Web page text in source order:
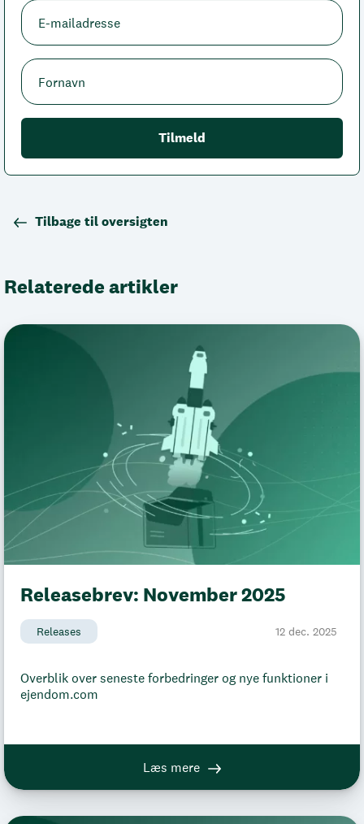
Tilbage til oversigten
Relaterede artikler
Releasebrev: November 2025
Releases 12 dec. 2025
Overblik over seneste forbedringer og nye funktioner i
ejendom.com
Læs mere